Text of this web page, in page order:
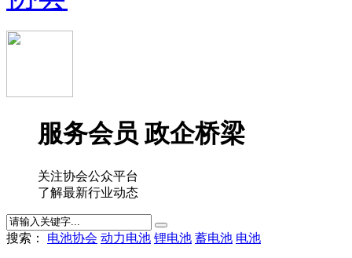
服务会员 政企桥梁
关注协会公众平台
了解最新行业动态
搜索： 电池协会 动力电池 锂电池 蓄电池 电池